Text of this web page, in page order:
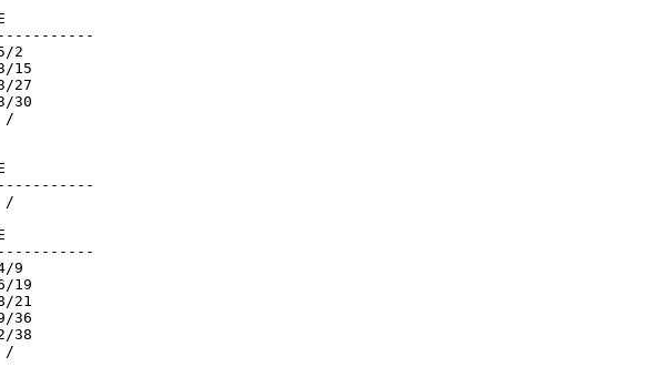
2.E
2
15
27
30
/
2.E
/
2.E
9
19
21
36
38
/